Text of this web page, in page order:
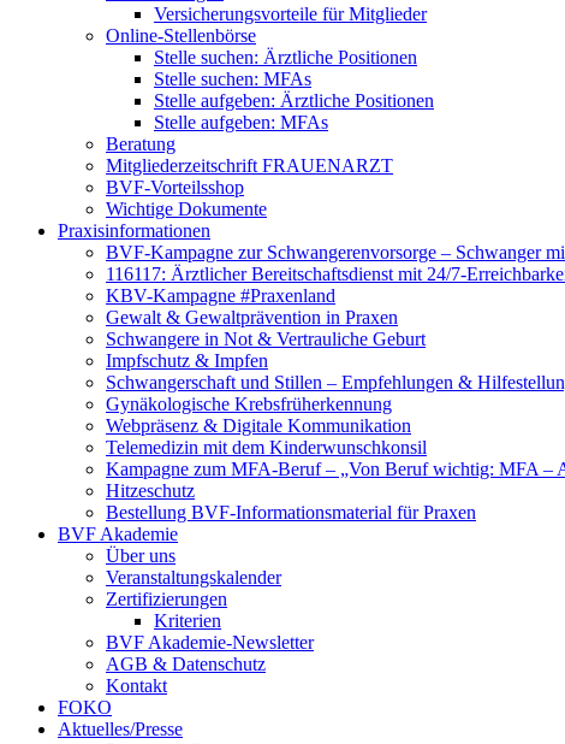
Versicherungsvorteile für Mitglieder
Online-Stellenbörse
Stelle suchen: Ärztliche Positionen
Stelle suchen: MFAs
Stelle aufgeben: Ärztliche Positionen
Stelle aufgeben: MFAs
Beratung
Mitgliederzeitschrift FRAUENARZT
BVF-Vorteilsshop
Wichtige Dokumente
Praxisinformationen
BVF-Kampagne zur Schwangerenvorsorge – Schwanger
116117: Ärztlicher Bereitschaftsdienst mit 24/7-
KBV-Kampagne #Praxenland
Gewalt & Gewaltprävention in Praxen
Schwangere in Not & Vertrauliche Geburt
Impfschutz & Impfen
Schwangerschaft und Stillen – Empfehlungen &
Gynäkologische Krebsfrüherkennung
Webpräsenz & Digitale Kommunikation
Telemedizin mit dem Kinderwunschkonsil
Kampagne zum MFA-Beruf – „Von Beruf wichtig: MFA –
Hitzeschutz
Bestellung BVF-Informationsmaterial für Praxen
BVF Akademie
Über uns
Veranstaltungskalender
Zertifizierungen
Kriterien
BVF Akademie-Newsletter
AGB & Datenschutz
Kontakt
FOKO
Aktuelles/Presse